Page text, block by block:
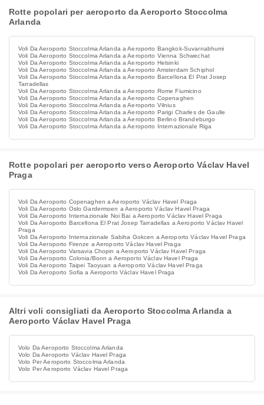
Rotte popolari per aeroporto da Aeroporto Stoccolma
Arlanda
Voli Da Aeroporto Stoccolma Arlanda a Aeroporto Bangkok-Suvarnabhumi
Voli Da Aeroporto Stoccolma Arlanda a Aeroporto Vienna Schwechat
Voli Da Aeroporto Stoccolma Arlanda a Aeroporto Helsinki
Voli Da Aeroporto Stoccolma Arlanda a Aeroporto Amsterdam Schiphol
Voli Da Aeroporto Stoccolma Arlanda a Aeroporto Barcellona El Prat Josep
Tarradellas
Voli Da Aeroporto Stoccolma Arlanda a Aeroporto Rome Fiumicino
Voli Da Aeroporto Stoccolma Arlanda a Aeroporto Copenaghen
Voli Da Aeroporto Stoccolma Arlanda a Aeroporto Vilnius
Voli Da Aeroporto Stoccolma Arlanda a Aeroporto Parigi Charles de Gaulle
Voli Da Aeroporto Stoccolma Arlanda a Aeroporto Berlino Brandeburgo
Voli Da Aeroporto Stoccolma Arlanda a Aeroporto Internazionale Riga
Rotte popolari per aeroporto verso Aeroporto Václav Havel
Praga
Voli Da Aeroporto Copenaghen a Aeroporto Václav Havel Praga
Voli Da Aeroporto Oslo Gardermoen a Aeroporto Václav Havel Praga
Voli Da Aeroporto Internazionale Noi Bai a Aeroporto Václav Havel Praga
Voli Da Aeroporto Barcellona El Prat Josep Tarradellas a Aeroporto Václav Havel
Praga
Voli Da Aeroporto Internazionale Sabiha Gokcen a Aeroporto Václav Havel Praga
Voli Da Aeroporto Firenze a Aeroporto Václav Havel Praga
Voli Da Aeroporto Varsavia Chopin a Aeroporto Václav Havel Praga
Voli Da Aeroporto Colonia/Bonn a Aeroporto Václav Havel Praga
Voli Da Aeroporto Taipei Taoyuan a Aeroporto Václav Havel Praga
Voli Da Aeroporto Sofia a Aeroporto Václav Havel Praga
Altri voli consigliati da Aeroporto Stoccolma Arlanda a
Aeroporto Václav Havel Praga
Volo Da Aeroporto Stoccolma Arlanda
Volo Da Aeroporto Václav Havel Praga
Volo Per Aeroporto Stoccolma Arlanda
Volo Per Aeroporto Václav Havel Praga